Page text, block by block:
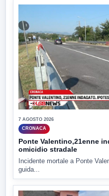
7 AGOSTO 2026
CRONACA
Ponte Valentino,21enne
omicidio stradale
Incidente mortale a Ponte
guida...